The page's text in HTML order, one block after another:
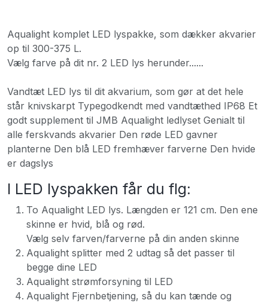
Aqualight komplet LED lyspakke, som dækker akvarier
op til 300-375 L.
Vælg farve på dit nr. 2 LED lys herunder......
Vandtæt LED lys til dit akvarium, som gør at det hele
står knivskarpt Typegodkendt med vandtæthed IP68 Et
godt supplement til JMB Aqualight ledlyset Genialt til
alle ferskvands akvarier Den røde LED gavner
planterne Den blå LED fremhæver farverne Den hvide
er dagslys
I LED lyspakken får du flg:
To Aqualight LED lys. Længden er 121 cm. Den ene
skinne er hvid, blå og rød.
Vælg selv farven/farverne på din anden skinne
Aqualight splitter med 2 udtag så det passer til
begge dine LED
Aqualight strømforsyning til LED
Aqualight Fjernbetjening, så du kan tænde og